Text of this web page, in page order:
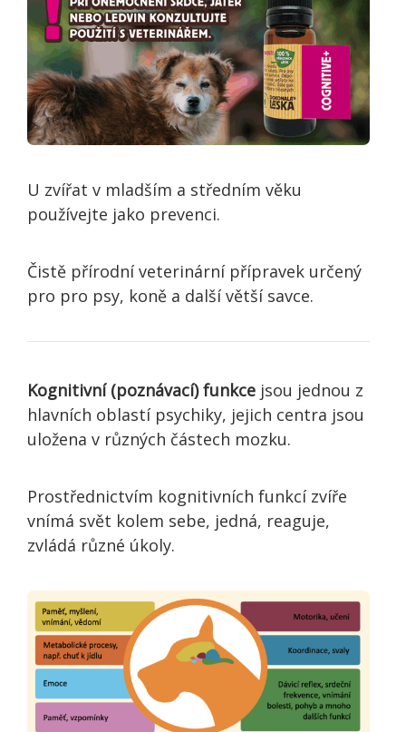
U zvířat v mladším a středním věku
používejte jako prevenci.
Čistě přírodní veterinární přípravek určený
pro pro psy, koně a další větší savce.
Kognitivní (poznávací) funkce jsou jednou z
hlavních oblastí psychiky, jejich centra jsou
uložena v různých částech mozku.
Prostřednictvím kognitivních funkcí zvíře
vnímá svět kolem sebe, jedná, reaguje,
zvládá různé úkoly.